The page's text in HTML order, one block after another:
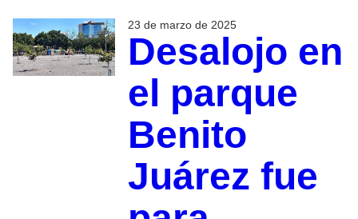
23 de marzo de 2025
Desalojo en
el parque
Benito
Juárez fue